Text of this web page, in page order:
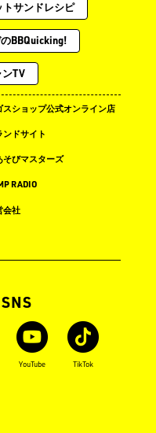
トサンドレシピ
BBQuicking!
ンTV
スショップ公式オンライン店
ンドサイト
そびマスターズ
RADIO
会社
YouTube TikTok